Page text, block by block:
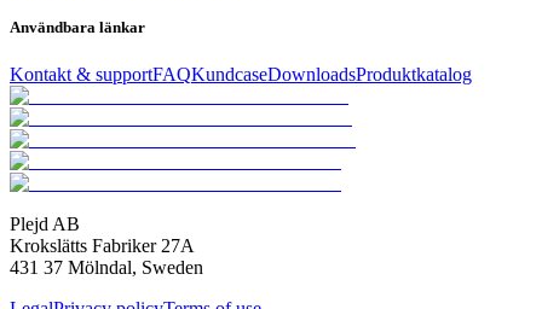
Användbara länkar
Kontakt & supportFAQKundcaseDownloadsProduktkatalog
Plejd AB
Krokslätts Fabriker 27A
431 37 Mölndal, Sweden